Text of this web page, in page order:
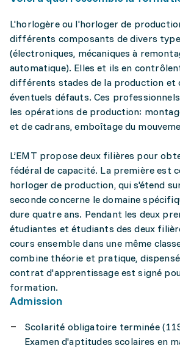
L'horlogère ou l'horloger de
différents composants de divers
(électroniques, mécaniques à
automatique). Elles et ils en
différents stades de la production et
éventuels défauts. Ces
les opérations de production:
et de cadrans, emboîtage du
L’EMT propose deux filières pour
fédéral de capacité. La première est
horloger de production, qui s'étend
seconde concerne le domaine
dure quatre ans. Pendant les deux
étudiantes et étudiants des deux
cours ensemble dans une même
combine théorie et pratique,
contrat d'apprentissage est signé
formation.
Admission
Scolarité obligatoire terminée
Examen d'aptitudes scolaires en